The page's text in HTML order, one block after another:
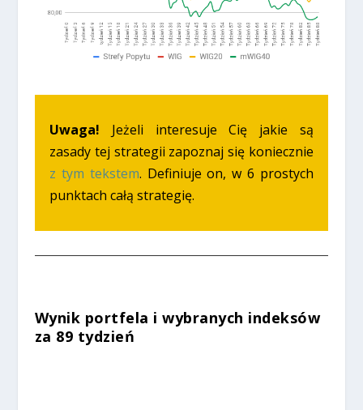
Uwaga! Jeżeli interesuje Cię jakie są
zasady tej strategii zapoznaj się koniecznie
z tym tekstem. Definiuje on, w 6 prostych
punktach całą strategię.
Wynik portfela i wybranych indeksów
za 89 tydzień